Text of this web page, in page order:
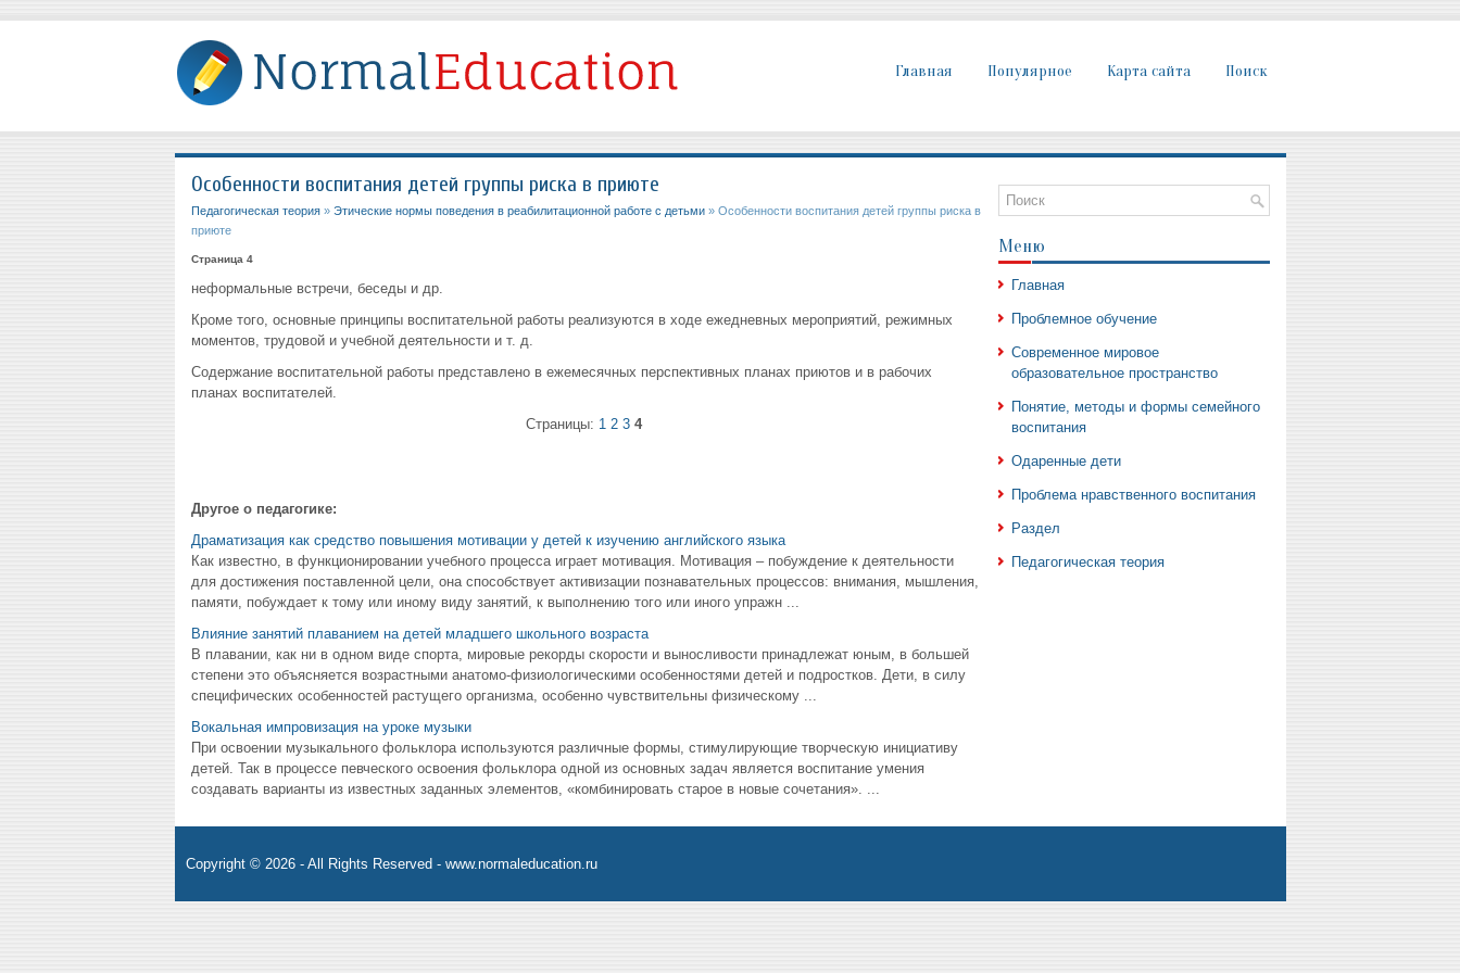
Главная Популярное Карта сайта Поиск
Особенности воспитания детей группы риска в приюте
Педагогическая теория» Этические нормы поведения в реабилитационной работе с детьми» Особенности воспитания детей группы риска в
приюте
Страница 4
неформальные встречи, беседы и др.
Кроме того, основные принципы воспитательной работы реализуются в ходе ежедневных мероприятий, режимных
моментов, трудовой и учебной деятельности и т. д.
Содержание воспитательной работы представлено в ежемесячных перспективных планах приютов и в рабочих
планах воспитателей.
Страницы: 1 2 3 4
Другое о педагогике:
Драматизация как средство повышения мотивации у детей к изучению английского языка
Как известно, в функционировании учебного процесса играет мотивация. Мотивация – побуждение к деятельности
для достижения поставленной цели, она способствует активизации познавательных процессов: внимания, мышления,
памяти, побуждает к тому или иному виду занятий, к выполнению того или иного упражн ...
Влияние занятий плаванием на детей младшего школьного возраста
В плавании, как ни в одном виде спорта, мировые рекорды скорости и выносливости принадлежат юным, в большей
степени это объясняется возрастными анатомо-физиологическими особенностями детей и подростков. Дети, в силу
специфических особенностей растущего организма, особенно чувствительны физическому ...
Вокальная импровизация на уроке музыки
При освоении музыкального фольклора используются различные формы, стимулирующие творческую инициативу
детей. Так в процессе певческого освоения фольклора одной из основных задач является воспитание умения
создавать варианты из известных заданных элементов, «комбинировать старое в новые сочетания». ...
Меню
Главная
Проблемное обучение
Современное мировое
образовательное пространство
Понятие, методы и формы семейного
воспитания
Одаренные дети
Проблема нравственного воспитания
Раздел
Педагогическая теория
Copyright © 2026 - All Rights Reserved - www.normaleducation.ru